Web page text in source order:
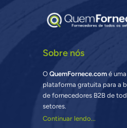
Sobre nós
OQuemFornece.com é uma
plataforma gratuita para a
de fornecedores B2B de
setores.
Continuar lendo...